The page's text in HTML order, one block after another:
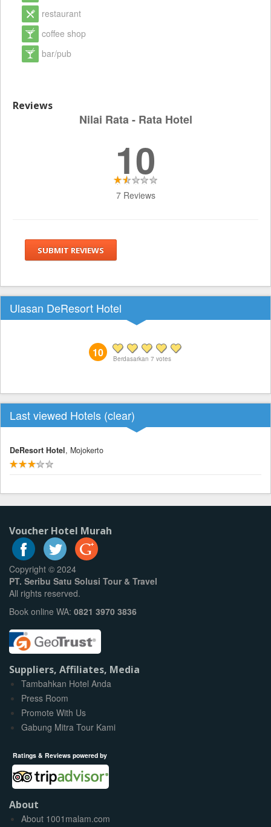
restaurant
coffee shop
bar/pub
Reviews
Nilai Rata - Rata Hotel
10
7 Reviews
SUBMIT REVIEWS
Ulasan DeResort Hotel
10 Berdasarkan 7 votes
Last viewed Hotels (clear)
DeResort Hotel, Mojokerto
Voucher Hotel Murah
Copyright © 2024
PT. Seribu Satu Solusi Tour & Travel
All rights reserved.
Book online WA: 0821 3970 3836
Suppliers, Affiliates, Media
Tambahkan Hotel Anda
Press Room
Promote With Us
Gabung Mitra Tour Kami
Ratings & Reviews powered by
About
About 1001malam.com